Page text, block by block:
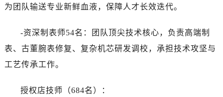
为团队输送专业新鲜血液，保障人才长效迭代。
-资深制表师54名：团队顶尖技术核心，负责高端制
表、古董腕表修复、复杂机芯研发调校，承担技术攻坚与
工艺传承工作。
授权店技师（684名）：